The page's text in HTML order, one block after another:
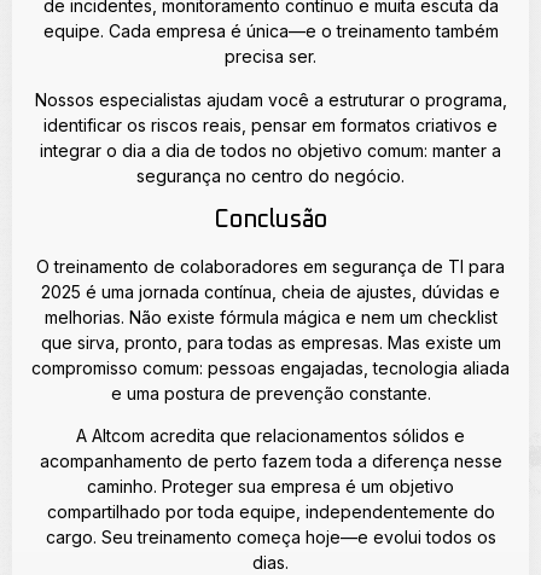
de incidentes, monitoramento contínuo e muita escuta da
equipe. Cada empresa é única—e o treinamento também
precisa ser.
Nossos especialistas ajudam você a estruturar o programa,
identificar os riscos reais, pensar em formatos criativos e
integrar o dia a dia de todos no objetivo comum: manter a
segurança no centro do negócio.
Conclusão
O treinamento de colaboradores em segurança de TI para
2025 é uma jornada contínua, cheia de ajustes, dúvidas e
melhorias. Não existe fórmula mágica e nem um checklist
que sirva, pronto, para todas as empresas. Mas existe um
compromisso comum: pessoas engajadas, tecnologia aliada
e uma postura de prevenção constante.
A Altcom acredita que relacionamentos sólidos e
acompanhamento de perto fazem toda a diferença nesse
caminho. Proteger sua empresa é um objetivo
compartilhado por toda equipe, independentemente do
cargo. Seu treinamento começa hoje—e evolui todos os
dias.